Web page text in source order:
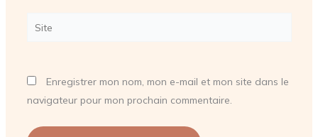
Site
Enregistrer mon nom, mon e-mail et mon site dans le
navigateur pour mon prochain commentaire.